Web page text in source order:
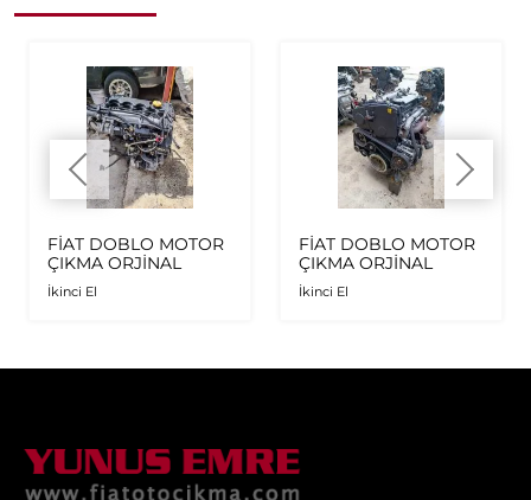
FİAT DOBLO MOTOR
ÇIKMA ORJİNAL
İkinci El
FİAT DOBLO MOTOR
ÇIKMA ORJİNAL
İkinci El